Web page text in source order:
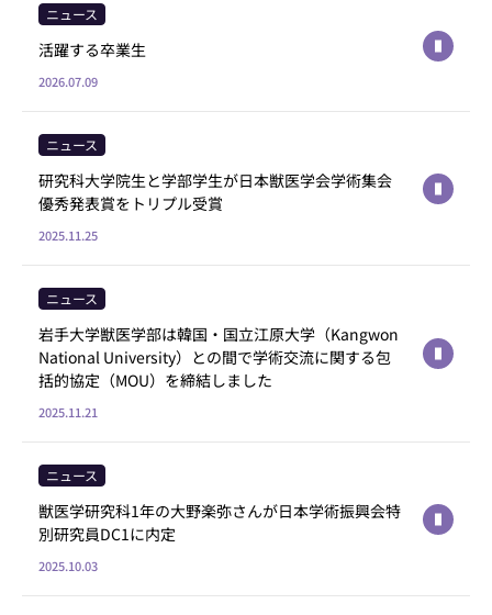
2026.07.09
ニュース
活躍する卒業生
2025.11.25
ニュース
研究科大学院生と学部学生が日本獣医学会学術集会
優秀発表賞をトリプル受賞
2025.11.21
ニュース
岩手大学獣医学部は韓国・国立江原大学（Kangwon
National University）との間で学術交流に関する包
括的協定（MOU）を締結しました
2025.10.03
ニュース
獣医学研究科1年の大野楽弥さんが日本学術振興会特
別研究員DC1に内定